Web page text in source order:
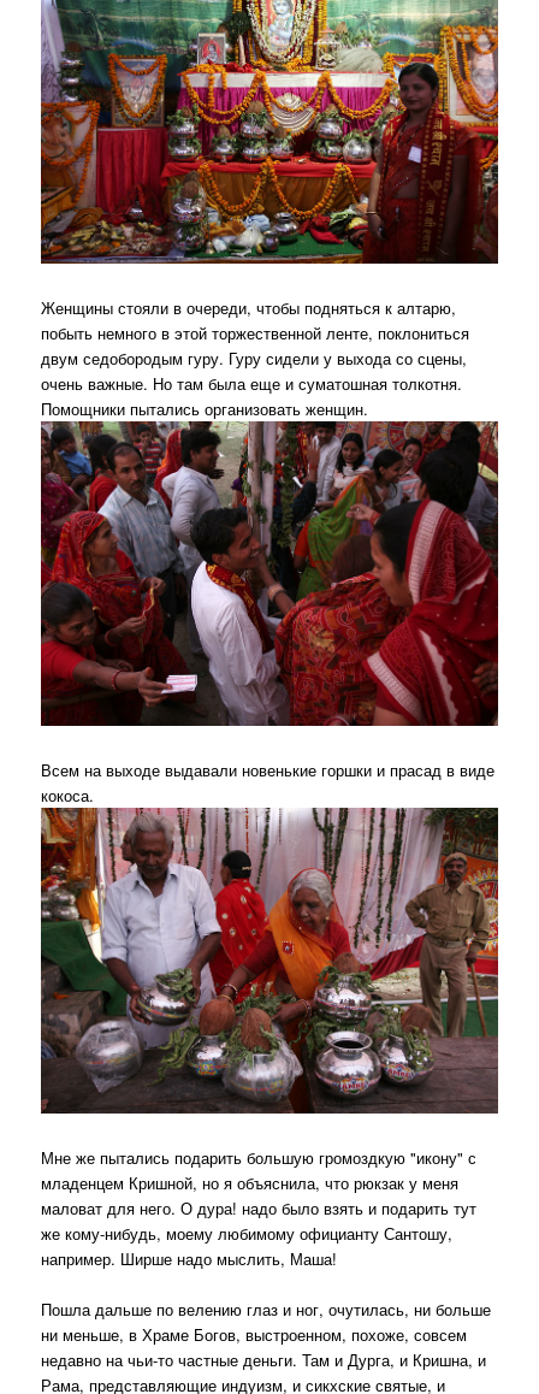
Женщины стояли в очереди, чтобы подняться к алтарю,
побыть немного в этой торжественной ленте, поклониться
двум седобородым гуру. Гуру сидели у выхода со сцены,
очень важные. Но там была еще и суматошная толкотня.
Помощники пытались организовать женщин.
Всем на выходе выдавали новенькие горшки и прасад в виде
кокоса.
Мне же пытались подарить большую громоздкую "икону" с
младенцем Кришной, но я объяснила, что рюкзак у меня
маловат для него. О дура! надо было взять и подарить тут
же кому-нибудь, моему любимому официанту Сантошу,
например. Ширше надо мыслить, Маша!
Пошла дальше по велению глаз и ног, очутилась, ни больше
ни меньше, в Храме Богов, выстроенном, похоже, совсем
недавно на чьи-то частные деньги. Там и Дурга, и Кришна, и
Рама, представляющие индуизм, и сикхские святые, и